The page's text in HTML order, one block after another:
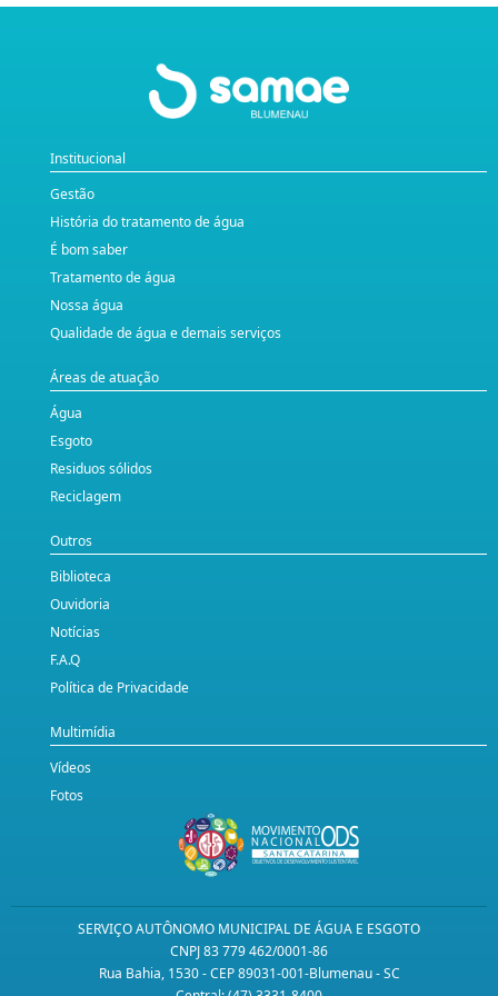
Institucional
Gestão
História do tratamento de água
É bom saber
Tratamento de água
Nossa água
Qualidade de água e demais serviços
Áreas de atuação
Água
Esgoto
Residuos sólidos
Reciclagem
Outros
Biblioteca
Ouvidoria
Notícias
F.A.Q
Política de Privacidade
Multimídia
Vídeos
Fotos
SERVIÇO AUTÔNOMO MUNICIPAL DE ÁGUA E ESGOTO
CNPJ 83 779 462/0001-86
Rua Bahia, 1530 - CEP 89031-001-Blumenau - SC